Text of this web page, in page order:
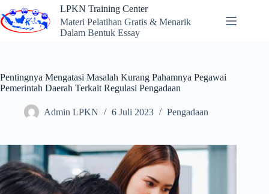
to
content
LPKN Training Center
Materi Pelatihan Gratis & Menarik
Dalam Bentuk Essay
Pentingnya Mengatasi Masalah Kurang Pahamnya Pegawai
Pemerintah Daerah Terkait Regulasi Pengadaan
Admin LPKN 6 Juli 2023 Pengadaan